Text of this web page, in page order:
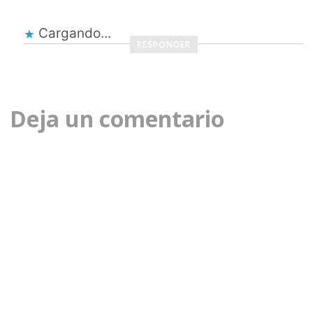
Cargando...
RESPONDER
Deja un comentario